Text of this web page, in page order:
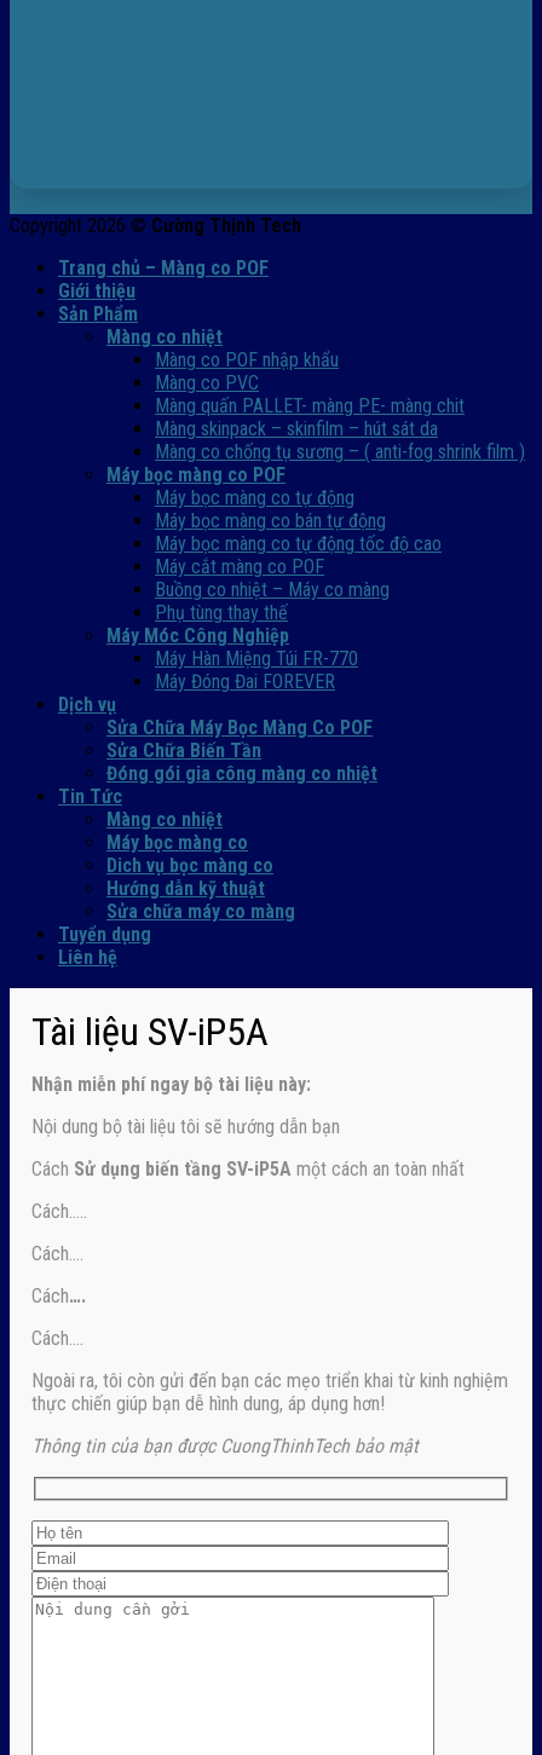
Copyright 2026 © Cường Thịnh Tech
Trang chủ – Màng co POF
Giới thiệu
Sản Phẩm
Màng co nhiệt
Màng co POF nhập khẩu
Màng co PVC
Màng quấn PALLET- màng PE- màng chit
Màng skinpack – skinfilm – hút sát da
Màng co chống tụ sương – ( anti-fog shrink film )
Máy bọc màng co POF
Máy bọc màng co tự động
Máy bọc màng co bán tự động
Máy bọc màng co tự động tốc độ cao
Máy cắt màng co POF
Buồng co nhiệt – Máy co màng
Phụ tùng thay thế
Máy Móc Công Nghiệp
Máy Hàn Miệng Túi FR-770
Máy Đóng Đai FOREVER
Dịch vụ
Sửa Chữa Máy Bọc Màng Co POF
Sửa Chữa Biến Tần
Đóng gói gia công màng co nhiệt
Tin Tức
Màng co nhiệt
Máy bọc màng co
Dich vụ bọc màng co
Hướng dẫn kỹ thuật
Sửa chữa máy co màng
Tuyển dụng
Liên hệ
Tài liệu SV-iP5A
Nhận miễn phí ngay bộ tài liệu này:
Nội dung bộ tài liệu tôi sẽ hướng dẫn bạn
Cách Sử dụng biến tầng SV-iP5A một cách an toàn nhất
Cách…..
Cách….
Cách….
Cách….
Ngoài ra, tôi còn gửi đến bạn các mẹo triển khai từ kinh nghiệm
thực chiến giúp bạn dễ hình dung, áp dụng hơn!
Thông tin của bạn được CuongThinhTech bảo mật